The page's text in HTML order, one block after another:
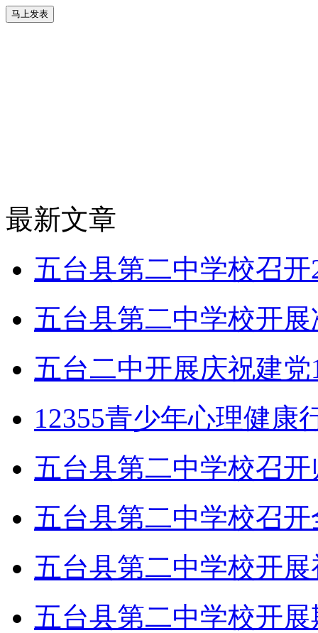
最新文章
五台县第二中学校召
五台县第二中学校开
五台二中开展庆祝建
12355青少年心理健康
五台县第二中学校召
五台县第二中学校召
五台县第二中学校开
五台县第二中学校开